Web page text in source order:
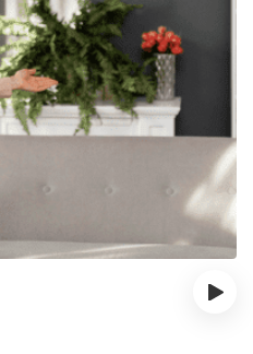
›